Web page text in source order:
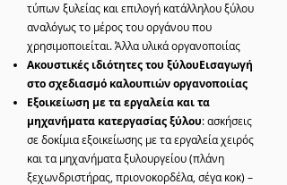
τύπων ξυλείας και επιλογή κατάλληλου ξύλου
αναλόγως το μέρος του οργάνου που
χρησιμοποιείται. Άλλα υλικά οργανοποιίας
Ακουστικές ιδιότητες του ξύλουΕισαγωγή
στο σχεδιασμό καλουπιών οργανοποιίας
Εξοικείωση με τα εργαλεία και τα
μηχανήματα κατεργασίας ξύλου: ασκήσεις
σε δοκίμια εξοικείωσης με τα εργαλεία χειρός
και τα μηχανήματα ξυλουργείου (πλάνη
ξεχωνδριστήρας, πριονοκορδέλα, σέγα κοκ) –